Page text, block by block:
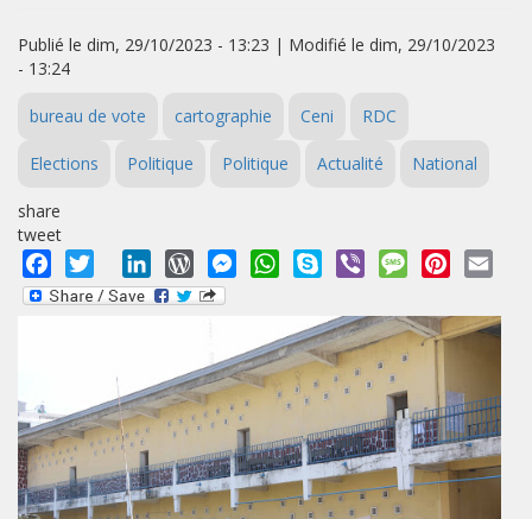
Publié le dim, 29/10/2023 - 13:23 | Modifié le dim, 29/10/2023
- 13:24
bureau de vote cartographie Ceni RDC
Elections Politique Politique Actualité National
share
tweet
Facebook
Twitter LinkedInWordPressMessengerWhatsApp
Skype Viber MessagePinterest